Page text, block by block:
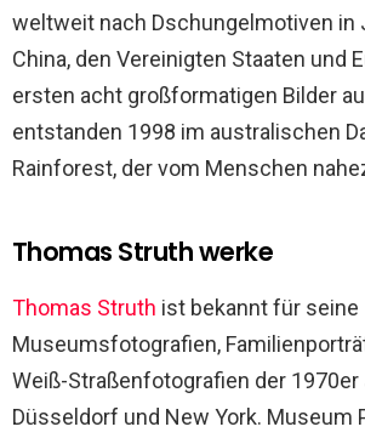
weltweit nach Dschungelmotiven in
China, den Vereinigten Staaten und
ersten acht großformatigen Bilder
entstanden 1998 im australischen
Rainforest, der vom Menschen
Thomas Struth werke
Thomas Struth ist bekannt für seine
Museumsfotografien,
Weiß-Straßenfotografien der 1970er
Düsseldorf und New York. Museum